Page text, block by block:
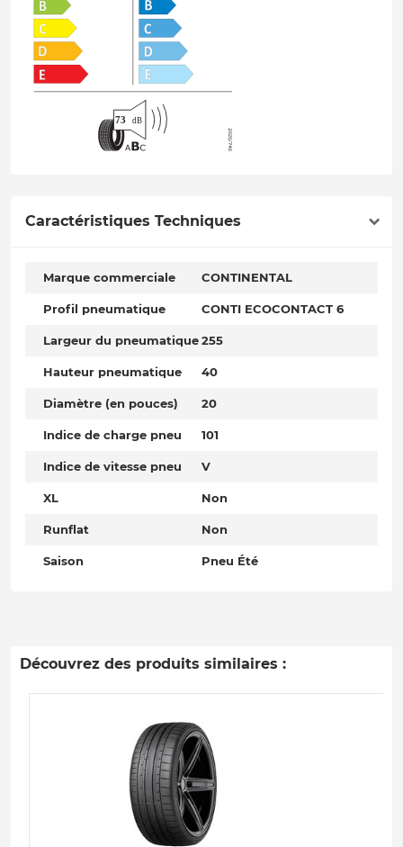
Caractéristiques Techniques
Marque commerciale CONTINENTAL
Profil pneumatique CONTI ECOCONTACT 6
Largeur du pneumatique255
Hauteur pneumatique 40
Diamètre (en pouces) 20
Indice de charge pneu 101
Indice de vitesse pneu V
XL Non
Runflat Non
Saison Pneu Été
Découvrez des produits similaires :